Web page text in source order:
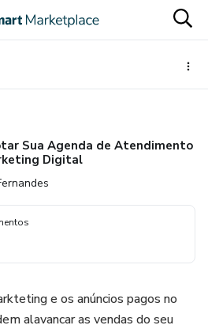
Sua Agenda de Atendimento
Digital
e os anúncios pagos no
alavancar as vendas do seu